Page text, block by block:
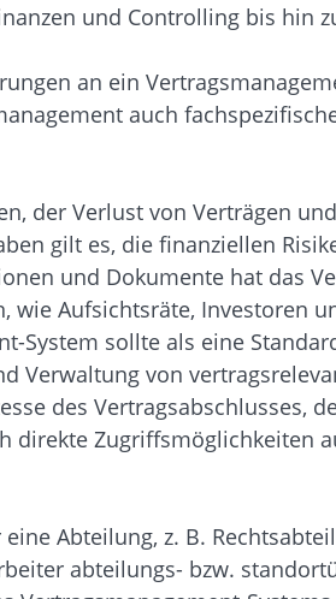
und Controlling bis hin
an ein
auch
der Verlust von Verträgen
gilt es, die finanziellen
und Dokumente hat das
Aufsichtsräte, Investoren
System sollte als eine
Verwaltung von
des Vertragsabschlusses,
direkte
Abteilung, z. B.
abteilungs- bzw.